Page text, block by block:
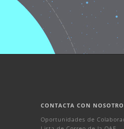
CONTACTA CON
Oportunidades de